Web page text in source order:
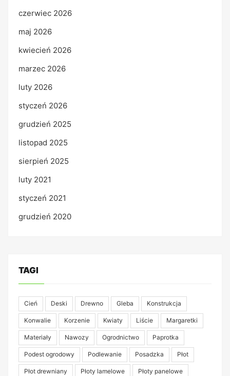
czerwiec 2026
maj 2026
kwiecień 2026
marzec 2026
luty 2026
styczeń 2026
grudzień 2025
listopad 2025
sierpień 2025
luty 2021
styczeń 2021
grudzień 2020
TAGI
Cień Deski Drewno Gleba Konstrukcja
Konwalie Korzenie Kwiaty Liście Margaretki
Materiały Nawozy Ogrodnictwo Paprotka
Podest ogrodowy Podlewanie Posadzka Płot
Płot drewniany Płoty lamelowe Płoty panelowe